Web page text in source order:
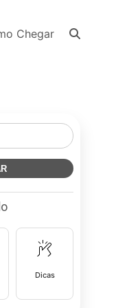
Chegar
Dicas